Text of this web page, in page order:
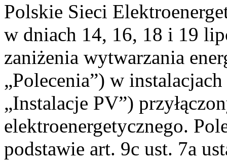
Polskie Sieci
w dniach 14, 16, 18 i 19
zaniżenia wytwarzania
„Polecenia”) w
„Instalacje PV”)
elektroenergetycznego.
podstawie art. 9c ust. 7a